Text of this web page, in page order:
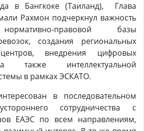
в Бангкоке (Таиланд), Глава
Рахмон подчеркнул важность
правовой базы
создания региональных
центров, внедрения цифровых
также интеллектуальной
в рамках ЭСКАТО.
в последовательном
сотрудничества с
ЕАЭС по всем направлениям,